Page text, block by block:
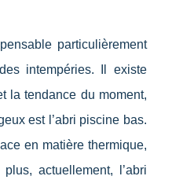
particulièrement
intempéries. Il existe
la tendance du moment,
est l’abri piscine bas.
en matière thermique,
actuellement, l’abri